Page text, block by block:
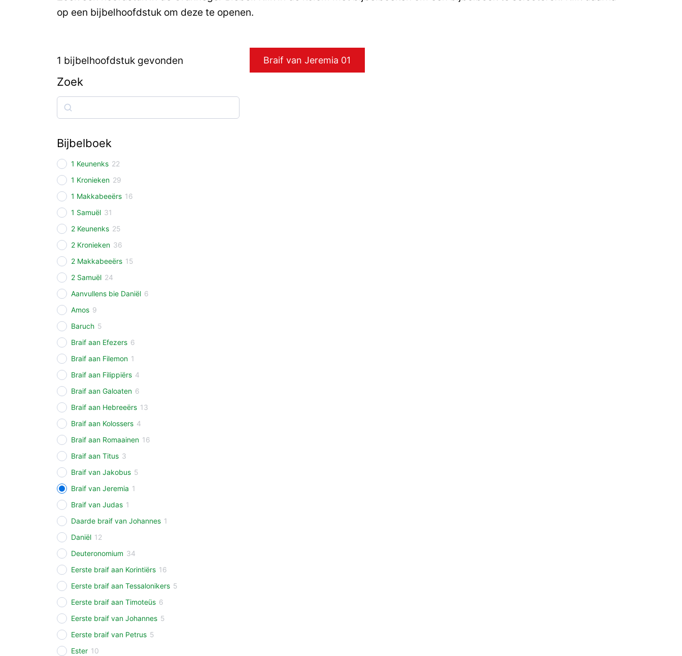
op een bijbelhoofdstuk om deze te openen.
1 bijbelhoofdstuk gevonden
Zoek
Zoek
Bijbelboek
1 Keunenks 22
1 Kronieken 29
1 Makkabeeërs 16
1 Samuël 31
2 Keunenks 25
2 Kronieken 36
2 Makkabeeërs 15
2 Samuël 24
Aanvullens bie Daniël 6
Amos 9
Baruch 5
Braif aan Efezers 6
Braif aan Filemon 1
Braif aan Filippiërs 4
Braif aan Galoaten 6
Braif aan Hebreeërs 13
Braif aan Kolossers 4
Braif aan Romaainen 16
Braif aan Titus 3
Braif van Jakobus 5
Braif van Jeremia 1
Braif van Judas 1
Daarde braif van Johannes 1
Daniël 12
Deuteronomium 34
Eerste braif aan Korintiërs 16
Eerste braif aan Tessalonikers 5
Eerste braif aan Timoteüs 6
Eerste braif van Johannes 5
Eerste braif van Petrus 5
Ester 10
Braif van Jeremia 01